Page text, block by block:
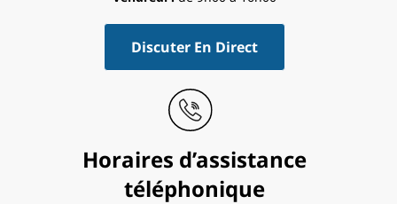
Discuter En Direct
Horaires d’assistance
téléphonique